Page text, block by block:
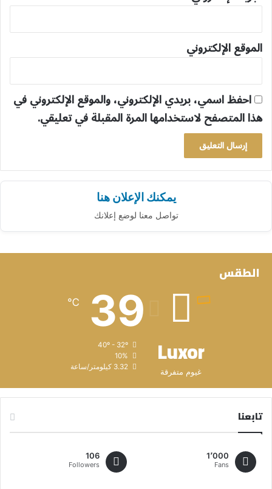
الموقع الإلكتروني
احفظ اسمي، بريدي الإلكتروني، والموقع الإلكتروني في
هذا المتصفح لاستخدامها المرة المقبلة في تعليقي.
يمكنك الإعلان هنا
تواصل معنا لوضع إعلانك
الطقس
Luxor
غيوم متفرقة
39
℃
10%
3.32 كيلومتر/ساعة
تابعنا
1٬000
Fans
106
Followers